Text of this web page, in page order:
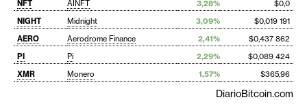
NFT
AINFT 3,28%
$0,0
NIGHT
Midnight 3,09%
$0,019 191
AERO
Aerodrome Finance 2,41%
$0,437 862
PI
Pi 2,29%
$0,089 424
XMR
Monero 1,57% $365,96
DiarioBitcoin.com